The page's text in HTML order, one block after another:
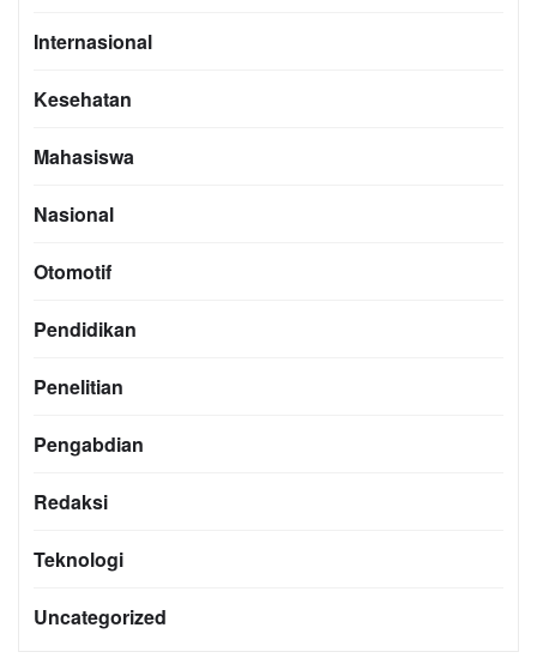
Internasional
Kesehatan
Mahasiswa
Nasional
Otomotif
Pendidikan
Penelitian
Pengabdian
Redaksi
Teknologi
Uncategorized